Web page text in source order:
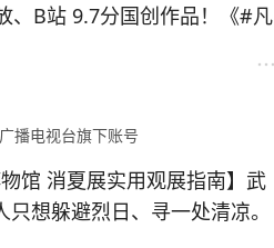
、B站 9.7分国创作品！《#凡
日来@琴台大剧院 ，共
播电视台旗下账号
指南】武
想躲避烈日、寻一处清凉。